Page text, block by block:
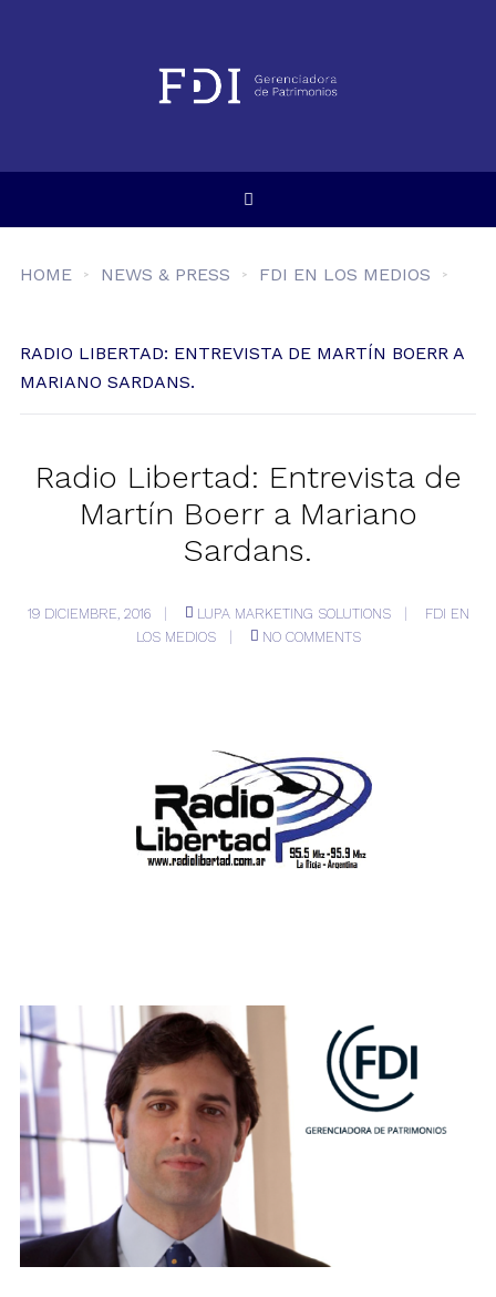
HOME NEWS & PRESS FDI EN LOS MEDIOS
RADIO LIBERTAD: ENTREVISTA DE MARTÍN BOERR A
MARIANO SARDANS.
Radio Libertad: Entrevista de
Martín Boerr a Mariano
Sardans.
19 DICIEMBRE, 2016 LUPA MARKETING SOLUTIONS
FDI EN
LOS MEDIOS
NO COMMENTS